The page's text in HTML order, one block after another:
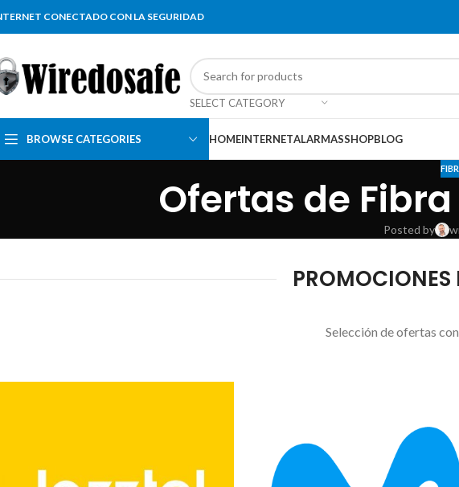
CONECTADO CON LA SEGURIDAD
SELECT CATEGORY
BROWSE CATEGORIES HOMEINTERNETALARMASSHOPBLOG
Ofertas de
Posted by
Selección de ofertas